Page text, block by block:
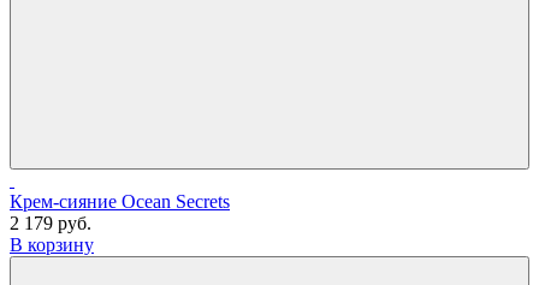
Крем-сияние Ocean Secrets
2 179 руб.
В корзину